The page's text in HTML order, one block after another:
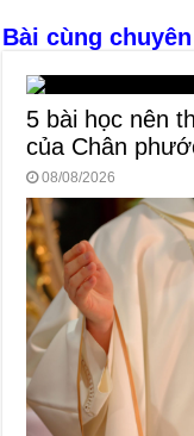
Bài cùng
5 bài học nên
của Chân
08/08/2026